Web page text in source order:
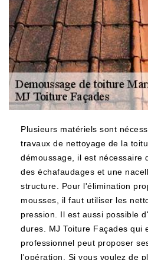
Plusieurs matériels sont
travaux de nettoyage de la
démoussage, il est nécessaire
des échafaudages et une
structure. Pour l'élimination
mousses, il faut utiliser les
pression. Il est aussi possible
dures. MJ Toiture Façades qui
professionnel peut proposer
l'opération. Si vous voulez de